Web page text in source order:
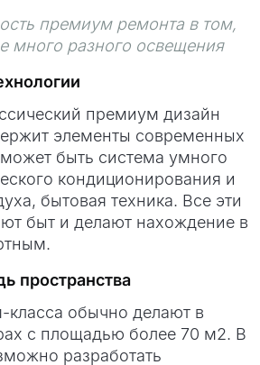
премиум ремонта в том,
много разного освещения
премиум дизайн
элементы современных
быть система умного
кондиционирования и
бытовая техника. Все эти
быт и делают нахождение в
пространства
обычно делают в
с площадью более 70 м2. В
разработать